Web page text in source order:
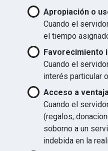
Apropiación o
Cuando el
el tiempo
Favorecimiento
Cuando el
interés particular
Acceso a
Cuando el
(regalos,
soborno a un
indebida en la